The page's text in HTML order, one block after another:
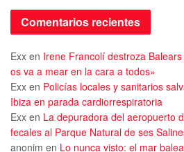
Comentarios recientes
Exx en Irene Francolí destroza
os va a mear en la cara a todos»
Exx en Policías locales y sanitarios
Ibiza en parada cardiorrespiratoria
Exx en La depuradora del aeropuerto
fecales al Parque Natural de ses
anonim en Lo nunca visto: el mar